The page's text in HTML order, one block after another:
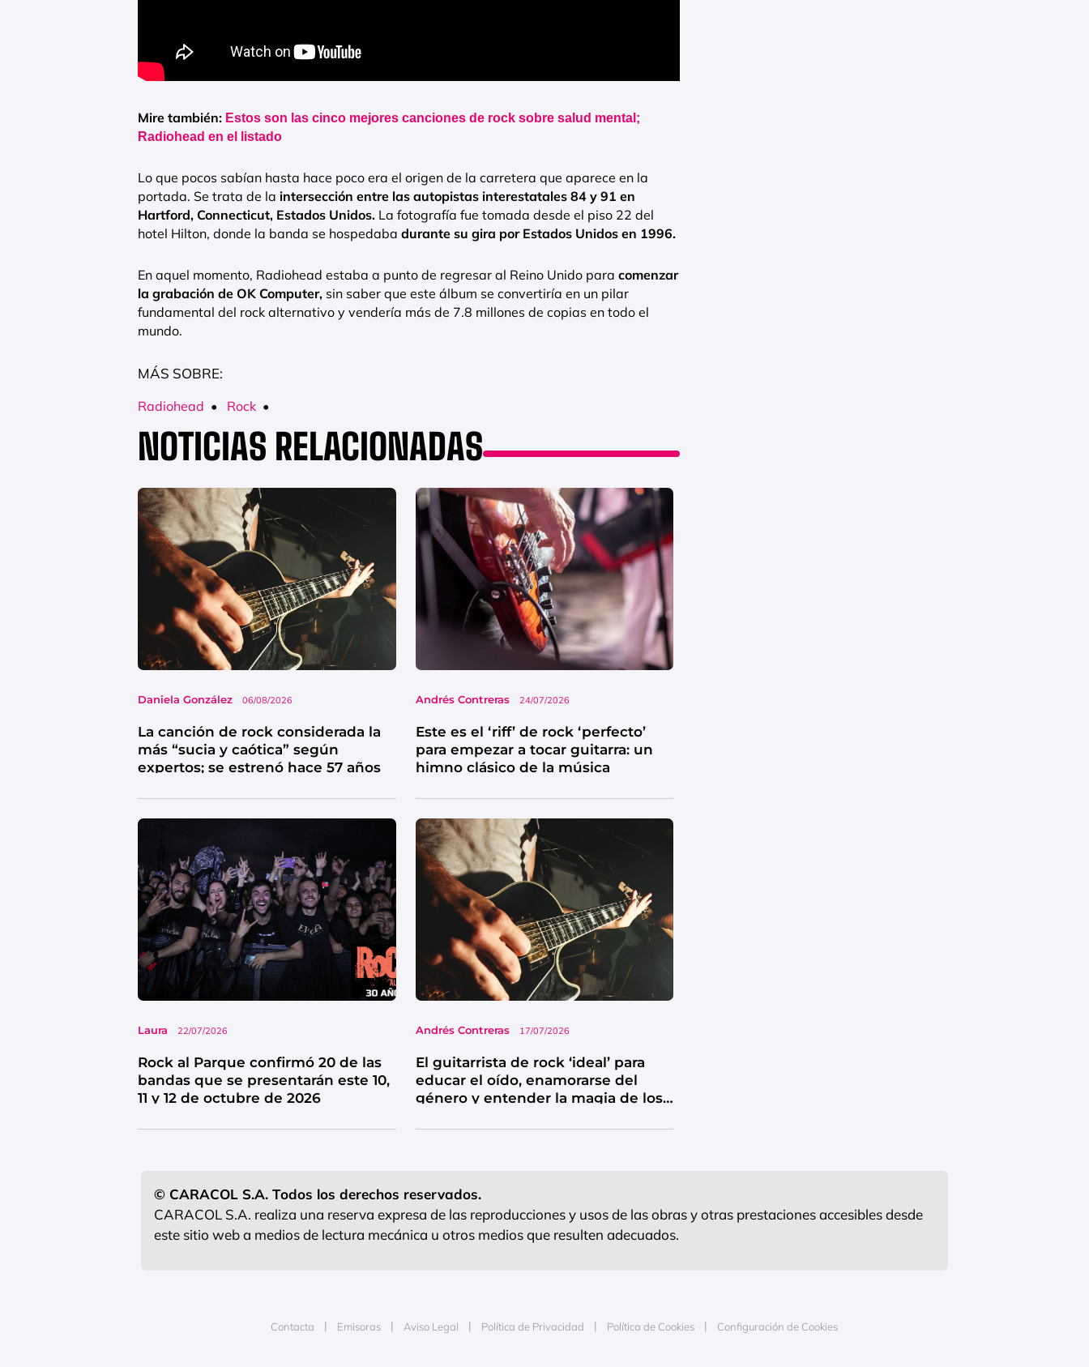
Mire también: Estos son las cinco mejores canciones de rock sobre salud mental;
Radiohead en el listado
Lo que pocos sabían hasta hace poco era el origen de la carretera que aparece en la
portada. Se trata de la intersección entre las autopistas interestatales 84 y 91 en
Hartford, Connecticut, Estados Unidos. La fotografía fue tomada desde el piso 22 del
hotel Hilton, donde la banda se hospedaba durante su gira por Estados Unidos en 1996.
En aquel momento, Radiohead estaba a punto de regresar al Reino Unido para comenzar
la grabación de OK Computer, sin saber que este álbum se convertiría en un pilar
fundamental del rock alternativo y vendería más de 7.8 millones de copias en todo el
mundo.
MÁS SOBRE:
Radiohead • Rock •
NOTICIAS RELACIONADAS
Daniela González 06/08/2026
La canción de rock considerada la
más “sucia y caótica” según
expertos; se estrenó hace 57 años
Andrés Contreras 24/07/2026
Este es el ‘riff’ de rock ‘perfecto’
para empezar a tocar guitarra: un
himno clásico de la música
Laura 22/07/2026
Rock al Parque confirmó 20 de las
bandas que se presentarán este 10,
11 y 12 de octubre de 2026
Andrés Contreras 17/07/2026
El guitarrista de rock ‘ideal’ para
educar el oído, enamorarse del
género y entender la magia de los
© CARACOL S.A. Todos los derechos reservados.
CARACOL S.A. realiza una reserva expresa de las reproducciones y usos de las obras y otras prestaciones accesibles desde
este sitio web a medios de lectura mecánica u otros medios que resulten adecuados.
Contacta Emisoras Aviso Legal Política de Privacidad Política de Cookies Configuración de Cookies